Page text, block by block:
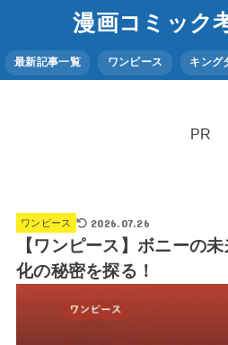
漫画コミック
最新記事一覧 ワンピース キング
PR
ワンピース 2026.07.26
【ワンピース】ボニーの
化の秘密を探る！